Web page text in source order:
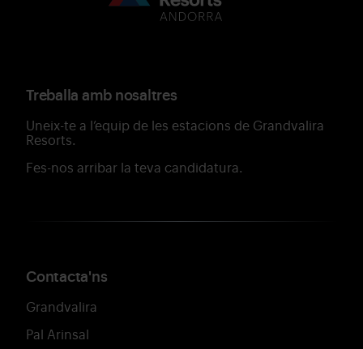
Treballa amb nosaltres
Uneix-te a l’equip de les estacions de Grandvalira
Resorts.
Fes-nos arribar la teva candidatura.
Contacta'ns
Grandvalira
Pal Arinsal